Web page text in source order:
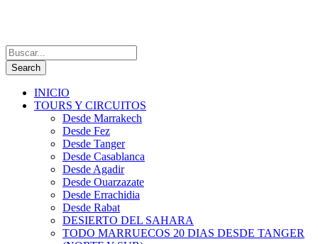
INICIO
TOURS Y CIRCUITOS
Desde Marrakech
Desde Fez
Desde Tanger
Desde Casablanca
Desde Agadir
Desde Ouarzazate
Desde Errachidia
Desde Rabat
DESIERTO DEL SAHARA
TODO MARRUECOS 20 DIAS DESDE TANGER